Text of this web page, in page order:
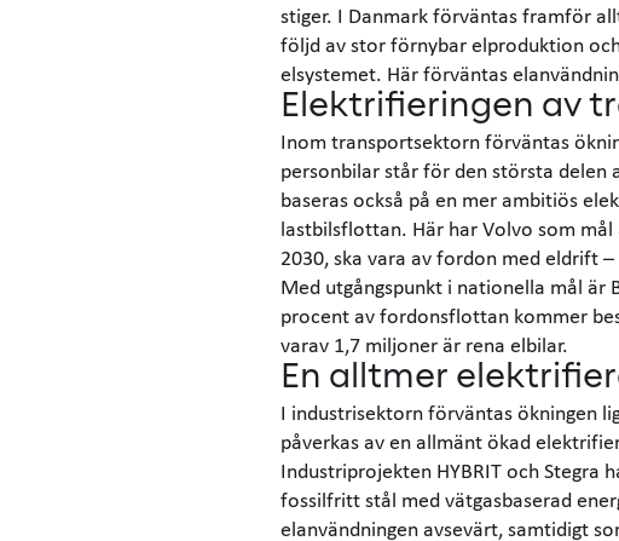
stiger. I Danmark förväntas framför
följd av stor förnybar elproduktion
elsystemet. Här förväntas
Elektrifieringen av
Inom transportsektorn förväntas
personbilar står för den största delen
baseras också på en mer ambitiös
lastbilsflottan. Här har Volvo som
2030, ska vara av fordon med eldrift
Med utgångspunkt i nationella mål är
procent av fordonsflottan kommer
varav 1,7 miljoner är rena elbilar.
En alltmer
I industrisektorn förväntas ökningen
påverkas av en allmänt ökad
Industriprojekten HYBRIT och Stegra
fossilfritt stål med vätgasbaserad
elanvändningen avsevärt, samtidigt